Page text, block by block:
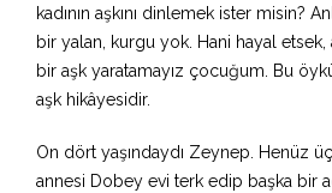
kadının aşkını dinlemek ister misin?
bir yalan, kurgu yok. Hani hayal
bir aşk yaratamayız çocuğum. Bu
aşk hikâyesidir.
On dört yaşındaydı Zeynep. Henüz
annesi Dobey evi terk edip başka bir